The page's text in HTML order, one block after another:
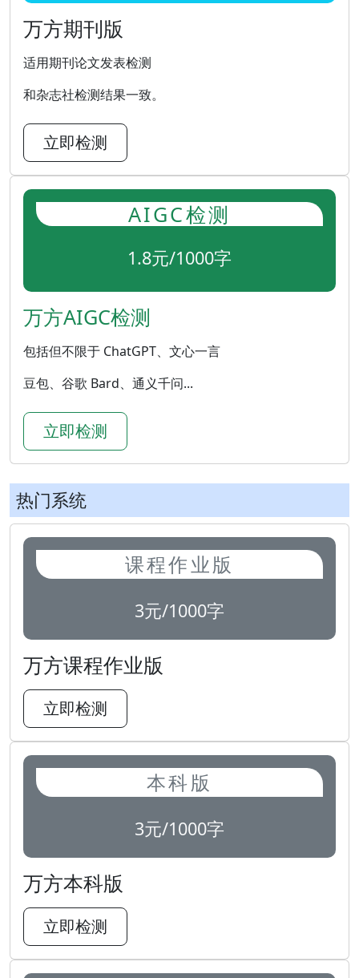
万方期刊版
适用期刊论文发表检测
和杂志社检测结果一致。
立即检测
AIGC检测
1.8元/1000字
万方AIGC检测
包括但不限于 ChatGPT、文心一言
豆包、谷歌 Bard、通义千问...
立即检测
热门系统
课程作业版
3元/1000字
万方课程作业版
立即检测
本科版
3元/1000字
万方本科版
立即检测